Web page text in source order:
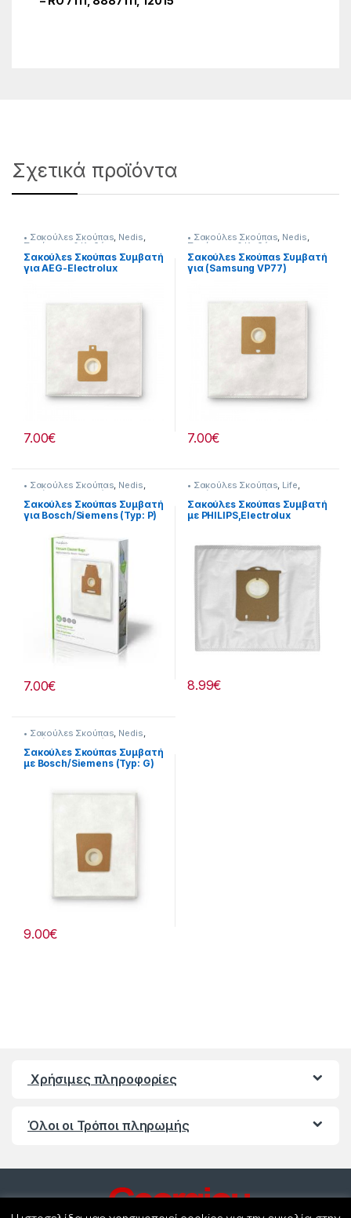
Σχετικά προϊόντα
• Σακούλεs Σκούπαs, Nedis,
Σκούπισμα & Καθάρισμα
Σακούλεs Σκούπαs Συμβατή
για AEG-Electrolux
7.00€
• Σακούλεs Σκούπαs, Nedis,
Σκούπισμα & Καθάρισμα
Σακούλεs Σκούπαs Συμβατή
για (Samsung VP77)
7.00€
• Σακούλεs Σκούπαs Nedis
Σκούπισμα & Καθάρισμα
Σακούλεs Σκούπαs Συμβατή
για Bosch/Siemens (Typ: P)
7.00€
• Σακούλεs Σκούπαs Life
Σκούπισμα & Καθάρισμα
Σακούλεs Σκούπαs Συμβατή
με PHILIPS,Electrolux
8.99€
• Σακούλεs Σκούπαs, Nedis,
Σκούπισμα & Καθάρισμα
Σακούλεs Σκούπαs Συμβατή
με Bosch/Siemens (Typ: G)
9.00€
Χρήσιμες πληροφορίες
Όλοι οι Τρόποι πληρωμής